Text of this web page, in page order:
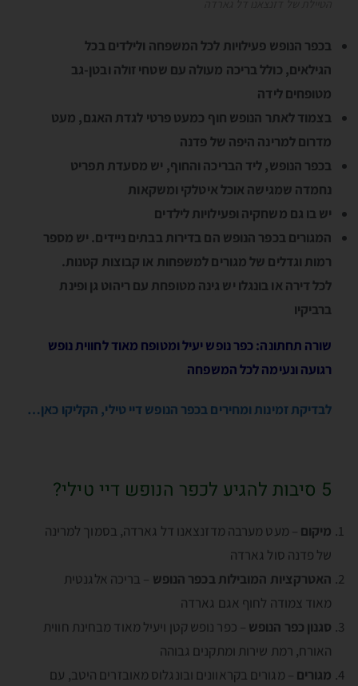
בכפר הנופש פעילויות לכל המשפחה ולילדים בכל
הגילאים, כולל בריכה מעולה עם שטחי זולה ובטן-גב
מטופחים לידה
בצמוד לאתר הנופש חוף כמעט פרטי לגדת האגם, מעט
מדרום למרינה היפה של פדנה
בכפר הנופש, ליד הבריכה והחוף, יש מסעדת תפריט
נחמדה שמגישה אוכל איטלקי ומשקאות
יש בו גם משחקיה ופעילויות לילדים
המגורים בכפר הנופש הם בדירות בבתים ניידים. יש מספר
רמות וגדלים של מגורים למשפחות או קבוצות קטנות.
לכל דירה או בונגלו יש גינה מטופחת עם ריהוט גן ופינת
ברביקיו
שורה תחתונה: כפר נופש יעיל ומטופח מאוד לחווית נופש
רגועה ונעימה לכל המשפחה
לבדיקת זמינות ומחירים בכפר הנופש דיי טילי, הקליקו כאן…
5 סיבות להגיע לכפר הנופש דיי טילי?
מיקום – מעט מערבה מדזנצאנו דל גארדה, בסמוך למרינה
של פדנה סול גארדה
האטרקציות המובילות בכפר הנופש – בריכה אלגנטית
מאוד צמודה לחוף אגם גארדה
סגנון כפר הנופש – כפר נופש קטן ויעיל מאוד מבחינת חווית
האורח, רמת שירות ומתקנים גבוהה
מגורים – מגורים בקראוונים ובונגלוס מאובזרים היטב, עם